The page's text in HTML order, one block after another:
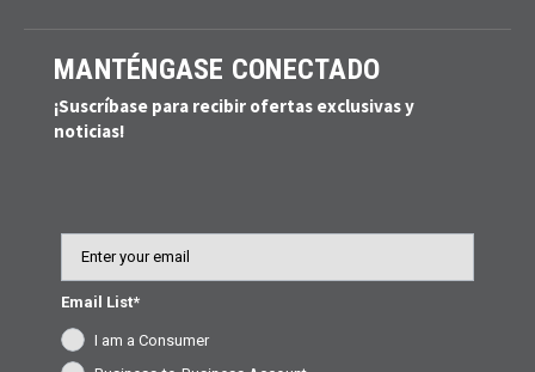
MANTÉNGASE CONECTADO
¡Suscríbase para recibir ofertas exclusivas y
noticias!
Email List*
I am a Consumer